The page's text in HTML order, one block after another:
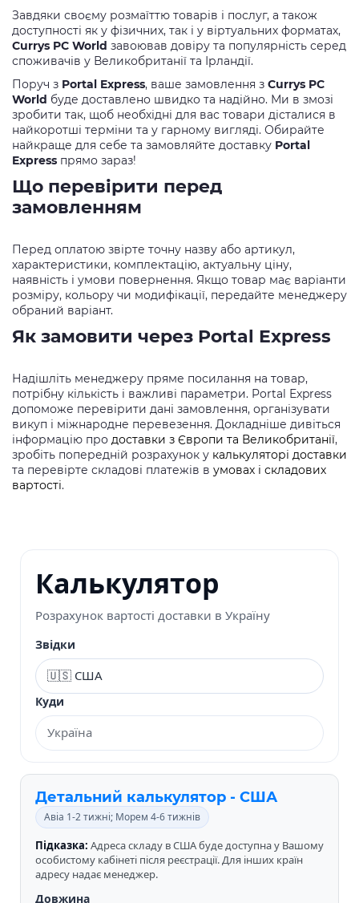
Завдяки своєму розмаїттю товарів і послуг, а також
доступності як у фізичних, так і у віртуальних форматах,
Currys PC World завоював довіру та популярність серед
споживачів у Великобританії та Ірландії.
Поруч з Portal Express, ваше замовлення з Currys PC
World буде доставлено швидко та надійно. Ми в змозі
зробити так, щоб необхідні для вас товари дісталися в
найкоротші терміни та у гарному вигляді. Обирайте
найкраще для себе та замовляйте доставку Portal
Express прямо зараз!
Що перевірити перед
замовленням
Перед оплатою звірте точну назву або артикул,
характеристики, комплектацію, актуальну ціну,
наявність і умови повернення. Якщо товар має варіанти
розміру, кольору чи модифікації, передайте менеджеру
обраний варіант.
Як замовити через Portal Express
Надішліть менеджеру пряме посилання на товар,
потрібну кількість і важливі параметри. Portal Express
допоможе перевірити дані замовлення, організувати
викуп і міжнародне перевезення. Докладніше дивіться
інформацію про доставки з Європи та Великобританії,
зробіть попередній розрахунок у калькуляторі доставки
та перевірте складові платежів в умовах і складових
вартості.
Калькулятор
Розрахунок вартості доставки в Україну
Звідки
Куди
Детальний калькулятор - США
Авіа 1-2 тижні; Морем 4-6 тижнів
Підказка: Адреса складу в США буде доступна у Вашому
особистому кабінеті після реєстрації. Для інших країн
адресу надає менеджер.
Довжина